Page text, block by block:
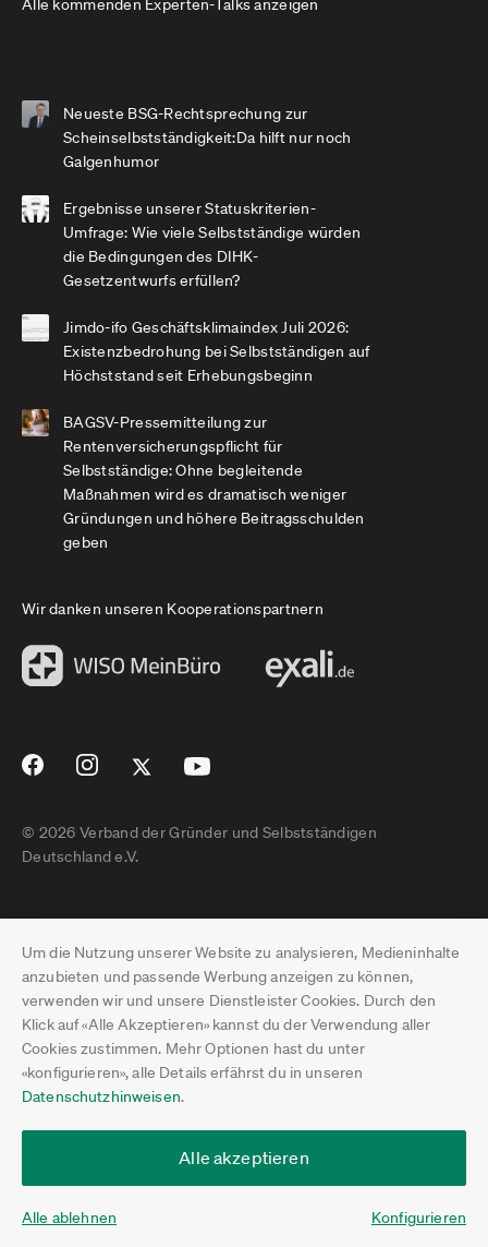
Um die Nutzung unserer Website zu analysieren, Medieninhalte
anzubieten und passende Werbung anzeigen zu können,
verwenden wir und unsere Dienstleister Cookies. Durch den
Klick auf «Alle Akzeptieren» kannst du der Verwendung aller
Cookies zustimmen. Mehr Optionen hast du unter
«konfigurieren», alle Details erfährst du in unseren
Datenschutzhinweisen.
Alle akzeptieren
Alle ablehnen Konfigurieren
Alle kommenden Experten-Talks anzeigen
Neueste BSG-Rechtsprechung zur
Scheinselbstständigkeit:Da hilft nur noch
Galgenhumor
Ergebnisse unserer Statuskriterien-
Umfrage: Wie viele Selbstständige würden
die Bedingungen des DIHK-
Gesetzentwurfs erfüllen?
Jimdo-ifo Geschäftsklimaindex Juli 2026:
Existenzbedrohung bei Selbstständigen auf
Höchststand seit Erhebungsbeginn
BAGSV-Pressemitteilung zur
Rentenversicherungspflicht für
Selbstständige: Ohne begleitende
Maßnahmen wird es dramatisch weniger
Gründungen und höhere Beitragsschulden
geben
Wir danken unseren Kooperationspartnern
© 2026 Verband der Gründer und Selbstständigen
Deutschland e.V.
Impressum
Datenschutz
Pressebereich
Jobs